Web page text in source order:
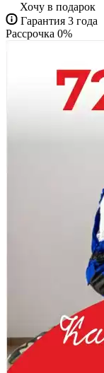
Хочу в подарок
Гарантия 3 года
Рассрочка 0%